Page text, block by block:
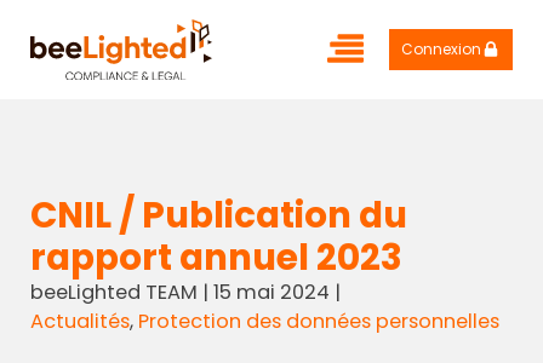
Connexion
CNIL / Publication du
rapport annuel 2023
beeLighted TEAM | 15 mai 2024 |
Actualités, Protection des données personnelles